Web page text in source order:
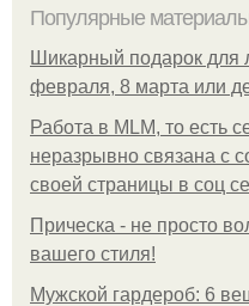
Популярные
Шикарный подарок для
февраля, 8 марта или
Работа в MLM, то есть
неразрывно связана с
своей страницы в соц
Прическа - не просто
вашего стиля!
Мужской гардероб: 6